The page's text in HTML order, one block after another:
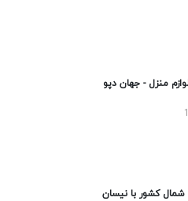
منزل - جهان دپو
کشور با نیسان